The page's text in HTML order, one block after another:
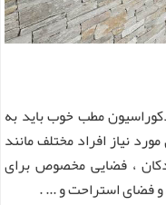
مطب خوب باید به
نیاز افراد مختلف مانند
، فضایی مخصوص برای
فضای استراحت و ... .